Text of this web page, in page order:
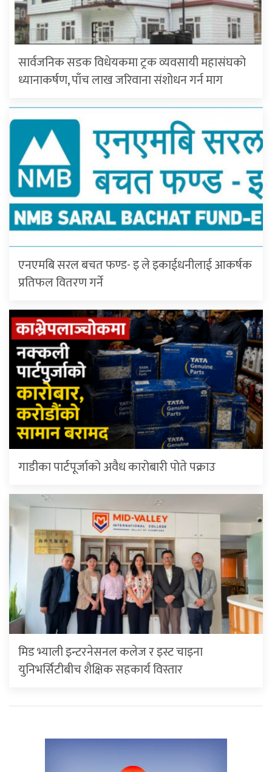
सार्वजनिक सडक विधेयकमा ट्रक व्यवसायी महासंघको
ध्यानाकर्षण, पाँच लाख जरिवाना संशोधन गर्न माग
एनएमबि सरल बचत फण्ड- इ ले इकाईधनीलाई आकर्षक
प्रतिफल वितरण गर्ने
गाडीका पार्टपूर्जाको अवैध कारोबारी पोते प‌क्राउ
मिड भ्याली इन्टरनेसनल कलेज र इस्ट चाइना
युनिभर्सिटीबीच शैक्षिक सहकार्य विस्तार